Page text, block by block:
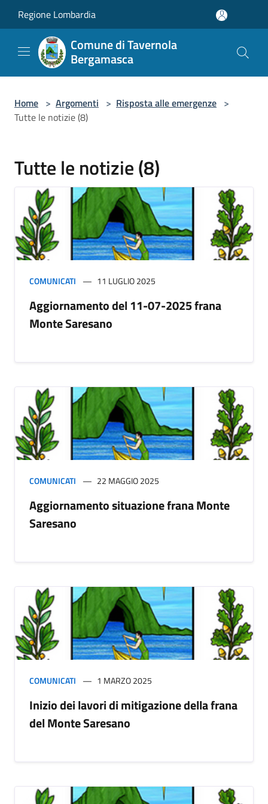
Regione Lombardia
Comune di Tavernola
Bergamasca
Home > Argomenti > Risposta alle emergenze >
Tutte le notizie (8)
Tutte le notizie (8)
COMUNICATI 11 LUGLIO 2025
Aggiornamento del 11-07-2025 frana
Monte Saresano
COMUNICATI 22 MAGGIO 2025
Aggiornamento situazione frana Monte
Saresano
COMUNICATI 1 MARZO 2025
Inizio dei lavori di mitigazione della frana
del Monte Saresano